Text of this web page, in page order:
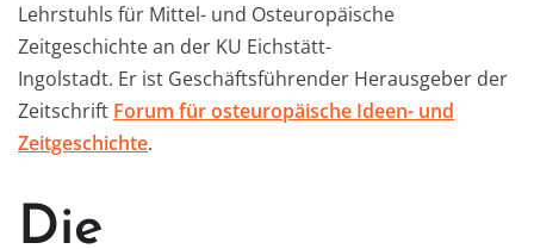
Lehrstuhls für Mittel- und Osteuropäische
Zeitgeschichte an der KU Eichstätt-
Ingolstadt. Er ist Geschäftsführender Herausgeber der
Zeitschrift Forum für osteuropäische Ideen- und
Zeitgeschichte.
Die